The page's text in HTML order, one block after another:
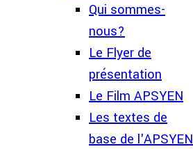
Qui sommes-
nous?
Le Flyer de
présentation
Le Film APSYEN
Les textes de
base de l'APSYEN